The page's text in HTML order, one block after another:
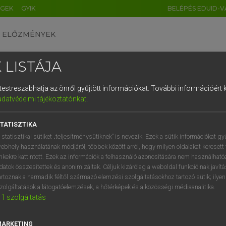
GYIK BELÉPÉS EDUID-
ELŐZMÉNYEK
uniós terminológiai szótár
VAN ELŐFIZETÉSED?
előfizetésem a teljes szócikk
NINCS ELŐFIZETÉSED?
LISTÁJA
az önről gyűjtött információkat. További információért
tájékoztatónkat.
statisztikai sütiket „teljesítménysütiknek” is nevezik. Ezek a sütik információkat
használatának módjáról, többek között arról, hogy milyen oldalakat keresett
kattintott. Ezek az információk a felhasználó azonosítására nem
összesítettek és anonimizáltak. Céljuk kizárólag a weboldal funkcióinak
a harmadik féltől származó elemzési szolgáltatásokhoz tartozó sütik;
a látogatóelemzések, a hőtérképek és a közösségi médiaanalitika.
1 szolgáltatás
DE CN FR ES IT NL
1 2 3 4 5 6 7 8 9
q w e r t z u i
a s d f g h j k l é
í y x c v b n m , .